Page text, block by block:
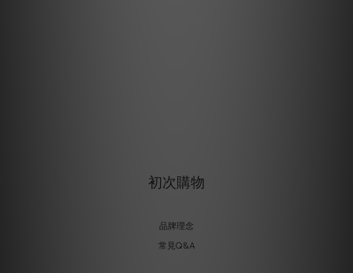
初次購物
品牌理念
常見Q&A